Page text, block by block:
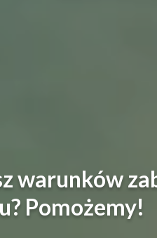
warunków
Pomożemy!